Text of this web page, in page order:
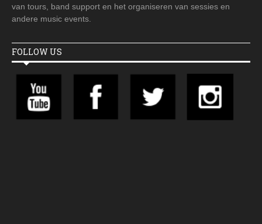
van tours, band support en het organiseren van sessies en
andere music events.
FOLLOW US